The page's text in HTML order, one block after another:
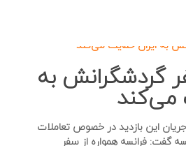
گردشگرانش به
می‌کند
این بازدید در خصوص تعاملات
گفت: فرانسه همواره از سفر